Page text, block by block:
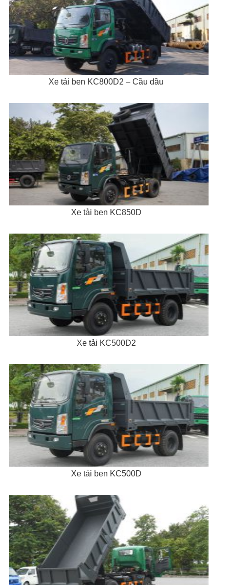
Xe tải ben KC800D2 – Cầu dầu
Xe tải ben KC850D
Xe tải KC500D2
Xe tải ben KC500D